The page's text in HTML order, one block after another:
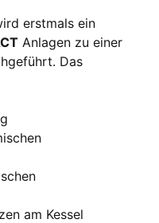
erstmals ein
Anlagen zu einer
Das
am Kessel